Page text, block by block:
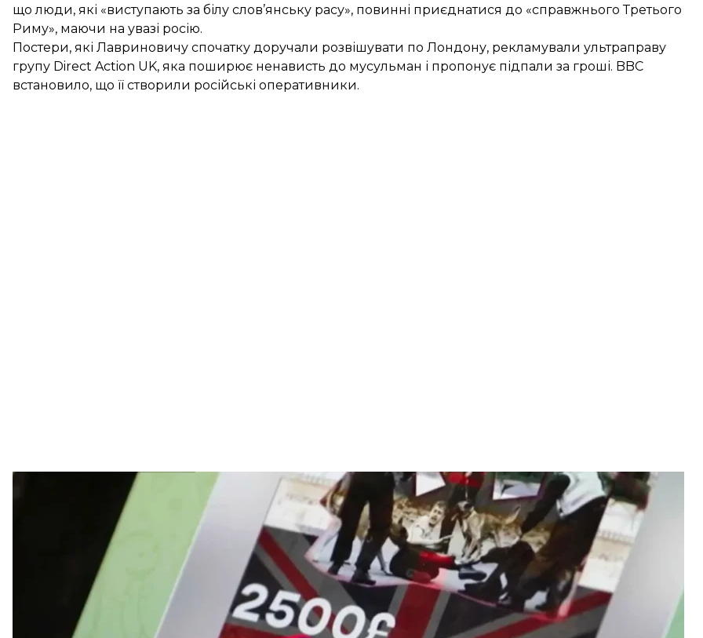
що люди, які «виступають за білу слов’янську расу», повинні приєднатися до «справжнього Третього
Риму», маючи на увазі росію.
Постери, які Лавриновичу спочатку доручали розвішувати по Лондону, рекламували ультраправу
групу Direct Action UK, яка поширює ненависть до мусульман і пропонує підпали за гроші. BBC
встановило, що її створили російські оперативники.
Фото оголошення на каналі Direct Action UK
BBC
Невідомий куратор пропонував у групах Telegram «доступ до документів НАТО і ЦРУ» і казав,
що вони дістаються до нього через батька. Так, BBC з’ясувало, що за підпалом майна Стармера стояв
23-річний Євгеній Люкшин — син російського дипломата, який раніше працював радником
посольства у Данії.